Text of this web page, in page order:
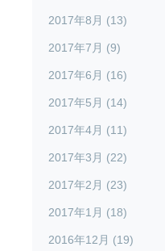
2017年8月 (13)
2017年7月 (9)
2017年6月 (16)
2017年5月 (14)
2017年4月 (11)
2017年3月 (22)
2017年2月 (23)
2017年1月 (18)
2016年12月 (19)